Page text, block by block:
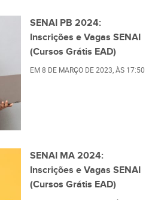
SENAI PB 2024:
Inscrições e Vagas SENAI
(Cursos Grátis EAD)
EM8 DE MARÇO DE 2023, ÀS 17:50
SENAI MA 2024:
Inscrições e Vagas SENAI
(Cursos Grátis EAD)